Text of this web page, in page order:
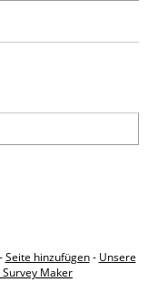
-Seite hinzufügen- Unsere
Survey Maker